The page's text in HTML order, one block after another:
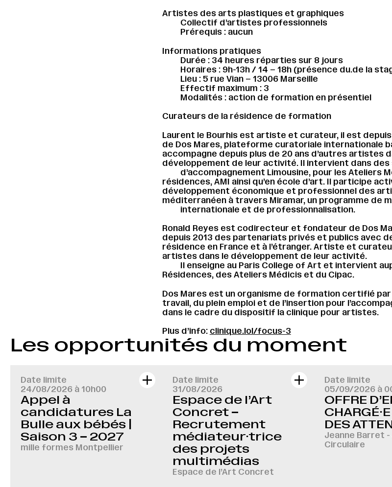
Artistes des arts plastiques et graphiques
Collectif d’artistes professionnels
Prérequis : aucun
Informations pratiques
Durée : 34 heures réparties sur 8 jours
Horaires : 9h-13h / 14 – 18h (présence du.de la
Lieu : 5 rue Vian – 13006 Marseille
Effectif maximum : 3
Modalités : action de formation en présentiel
Curateurs de la résidence de formation
Laurent le Bourhis est artiste et curateur, il est
de Dos Mares, plateforme curatoriale internationale
accompagne depuis plus de 20 ans d’autres artistes
développement de leur activité. Il intervient dans des
d’accompagnement Limousine, pour les Ateliers
résidences, AMI ainsi qu’en école d’art. Il participe
développement économique et professionnel des
méditerranéen à travers Miramar, un programme de
internationale et de professionnalisation.
Ronald Reyes est codirecteur et fondateur de Dos
depuis 2013 des partenariats privés et publics avec
résidence en France et à l’étranger. Artiste et
artistes dans le développement de leur activité.
Il enseigne au Paris College of Art et intervient
Résidences, des Ateliers Médicis et du Cipac.
Dos Mares est un organisme de formation certifié
travail, du plein emploi et de l’insertion pour
dans le cadre du dispositif la clinique pour artistes.
Plus d’info: clinique.lol/focus-3
Les opportunités du moment
Date limite
24/08/2026 à 10h00
Appel à
candidatures La
Bulle aux bébés |
Saison 3 – 2027
mille formes Montpellier
Date limite
31/08/2026
Espace de l’Art
Concret –
Recrutement
médiateur·trice
des projets
multimédias
Espace de l’Art Concret
Date limite
05/09/2026 à
OFFRE
DES
Jeanne Barret
Circulaire